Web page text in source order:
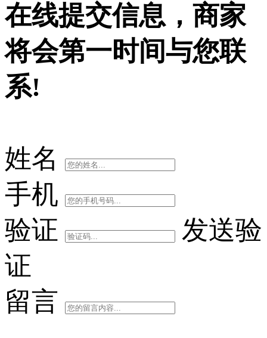
在线提交信息，商家
将会第一时间与您联
系!
姓名
手机
验证
发送验
证
留言